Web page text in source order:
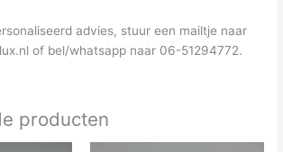
advies, stuur een mailtje naar
of bel/whatsapp naar 06-51294772.
producten